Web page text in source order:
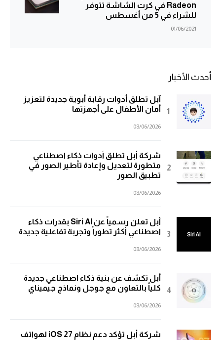
Radeon في كرت الشاشة تتوفر
للشراء في 5 من أغسطس
01/06/2021
أحدث الأخبار
آبل تطلق أدوات رقابة أبوية جديدة لتعزيز
أمان الأطفال على أجهزتها
08/06/2026
شركة أبل تطلق أدوات ذكاء اصطناعي
متطورة لتعديل وإعادة تأطير الصور في
تطبيق الصور
08/06/2026
أبل تعلن رسمياً عن Siri AI بقدرات ذكاء
اصطناعي أكثر تطوراً وتجربة تفاعلية جديدة
08/06/2026
أبل تكشف عن بنية ذكاء اصطناعي جديدة
كلياً بالتعاون مع جوجل ونماذج جيميناي
08/06/2026
شركة أبل تؤكد دعم نظام iOS 27 لهواتف